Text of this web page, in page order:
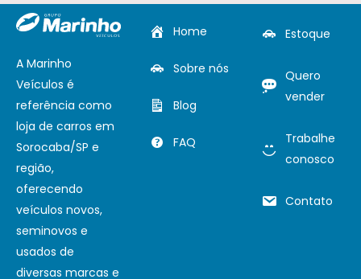
A Marinho
Veículos é
referência como
loja de carros em
Sorocaba/SP e
região,
oferecendo
veículos novos,
seminovos e
usados de
diversas marcas e
Home
Sobre nós
Blog
FAQ
Estoque
Quero
vender
Trabalhe
conosco
Contato